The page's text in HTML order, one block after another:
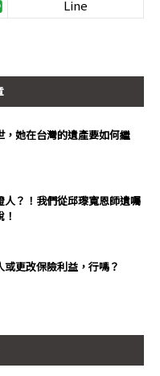
，她在台灣的遺產要如何繼
？！我們從邱瓈寬恩師遺囑
更改保險利益，行嗎？